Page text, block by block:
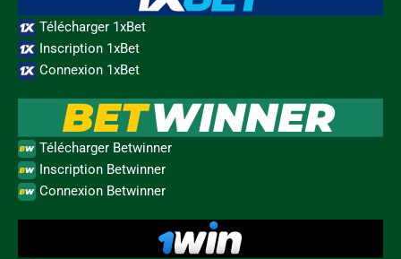
Télécharger 1xBet
Inscription 1xBet
Connexion 1xBet
Télécharger Betwinner
Inscription Betwinner
Connexion Betwinner